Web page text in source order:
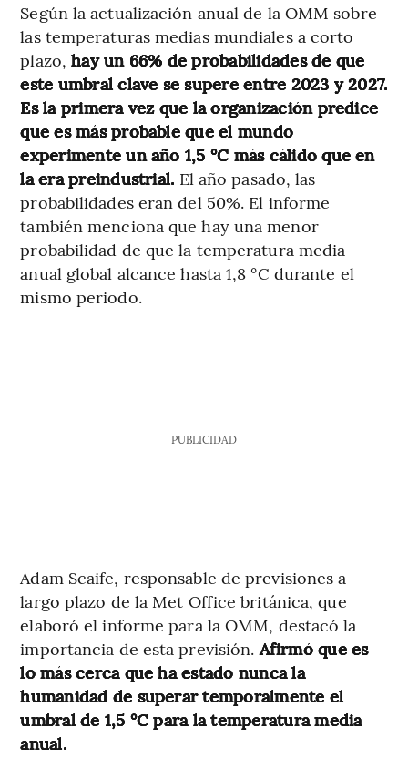
Según la actualización anual de la OMM sobre
las temperaturas medias mundiales a corto
plazo,hay un 66% de probabilidades de que
este umbral clave se supere entre 2023 y 2027.
Es la primera vez que la organización predice
que es más probable que el mundo
experimente un año 1,5 °C más cálido que en
la era preindustrial. El año pasado, las
probabilidades eran del 50%. El informe
también menciona que hay una menor
probabilidad de que la temperatura media
anual global alcance hasta 1,8 °C durante el
mismo periodo.
PUBLICIDAD
Adam Scaife, responsable de previsiones a
largo plazo de la Met Office británica, que
elaboró el informe para la OMM, destacó la
importancia de esta previsión.Afirmó que es
lo más cerca que ha estado nunca la
humanidad de superar temporalmente el
umbral de 1,5 °C para la temperatura media
anual.